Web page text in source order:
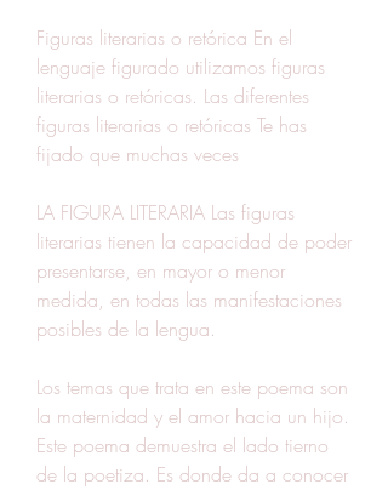
Figuras literarias o retórica En el
lenguaje figurado utilizamos figuras
literarias o retóricas. Las diferentes
figuras literarias o retóricas Te has
fijado que muchas veces
LA FIGURA LITERARIA Las figuras
literarias tienen la capacidad de poder
presentarse, en mayor o menor
medida, en todas las manifestaciones
posibles de la lengua.
Los temas que trata en este poema son
la maternidad y el amor hacia un hijo.
Este poema demuestra el lado tierno
de la poetiza. Es donde da a conocer